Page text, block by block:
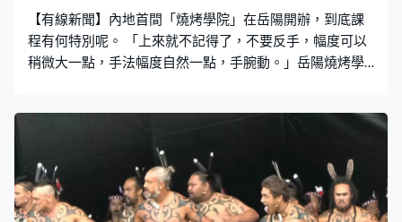
【有線新聞】內地首間「燒烤學院」在岳陽開辦，到底課
程有何特別呢。 「上來就不記得了，不要反手，幅度可以
稍微大一點，手法幅度自然一點，手腕動。」岳陽燒烤學
借用它的口味，根據我那個再改良。」河南學員陳金金：
「對燒烤比較感興趣，以後想嘗試這個行業。」 統計顯
示，去年售出的岳陽燒烤，多達6億串，整個產業鏈突破
30億元人民幣，帶動近10萬人就業，成立燒烤學院，旨在